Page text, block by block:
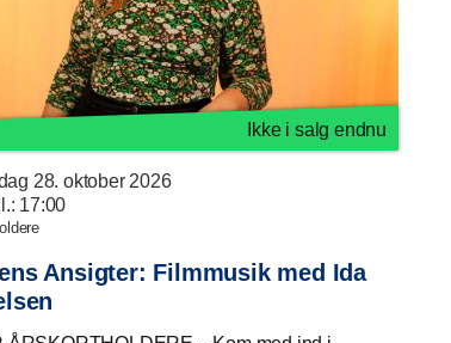
Ikke i salg endnu
28. oktober 2026
17:00
Ansigter: Filmmusik med Ida